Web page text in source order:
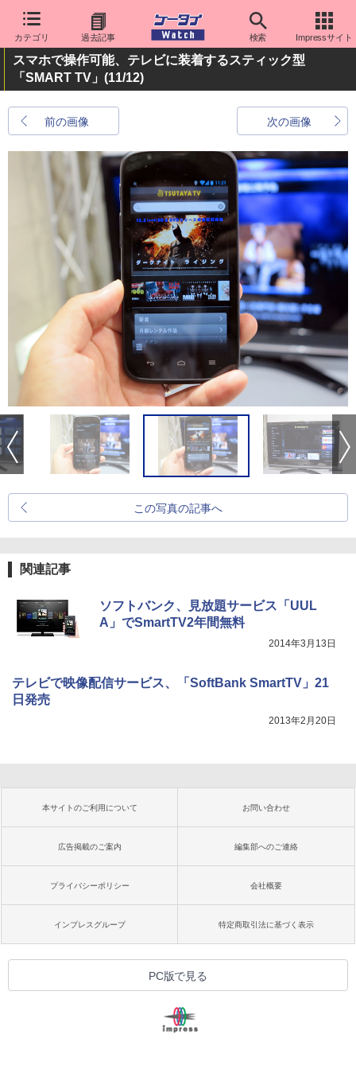
カテゴリ 過去記事 検索 Impressサイト
スマホで操作可能、テレビに装着するスティック型
「SMART TV」 (11/12)
前の画像 次の画像
この写真の記事へ
関連記事
ソフトバンク、見放題サービス「UUL
A」でSmartTV2年間無料
2014年3月13日
テレビで映像配信サービス、「SoftBank SmartTV」21
日発売
2013年2月20日
本サイトのご利用について お問い合わせ
広告掲載のご案内 編集部へのご連絡
プライバシーポリシー 会社概要
インプレスグループ 特定商取引法に基づく表示
PC版で見る